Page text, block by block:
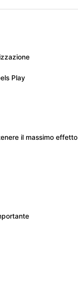
Play
il massimo effetto